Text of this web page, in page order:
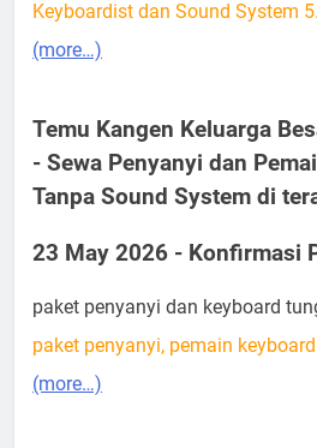
Keyboardist dan Sound System
(more…)
Temu Kangen Keluarga
- Sewa Penyanyi dan
Tanpa Sound System di
23 May 2026 - Konfirmasi
paket penyanyi dan keyboard
paket penyanyi, pemain keyboard
(more…)